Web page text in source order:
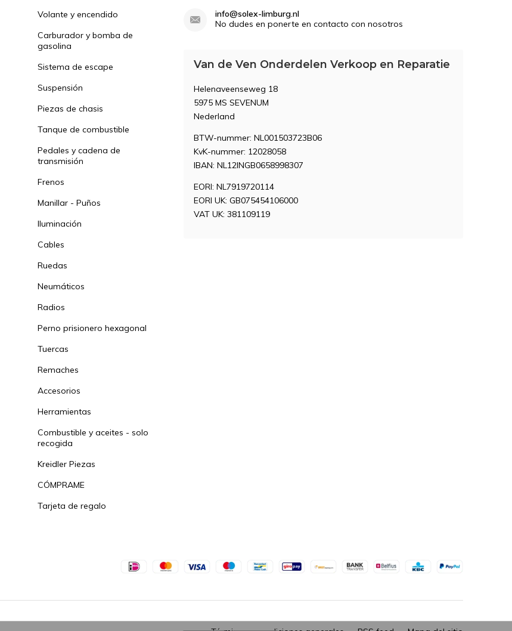
Volante y encendido
Carburador y bomba de
gasolina
Sistema de escape
Suspensión
Piezas de chasis
Tanque de combustible
Pedales y cadena de
transmisión
Frenos
Manillar - Puños
Iluminación
Cables
Ruedas
Neumáticos
Radios
Perno prisionero hexagonal
Tuercas
Remaches
Accesorios
Herramientas
Combustible y aceites - solo
recogida
Kreidler Piezas
CÓMPRAME
Tarjeta de regalo
info@solex-limburg.nl
No dudes en ponerte en contacto con nosotros
Van de Ven Onderdelen Verkoop en Reparatie
Helenaveenseweg 18
5975 MS SEVENUM
Nederland
BTW-nummer: NL001503723B06
KvK-nummer: 12028058
IBAN: NL12INGB0658998307
EORI: NL7919720114
EORI UK: GB075454106000
VAT UK: 381109119